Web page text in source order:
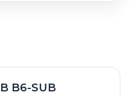
B6-SUB